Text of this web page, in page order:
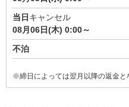
当日 キャンセル
08月06日(木) 0:00～
不泊
※締日によっては翌月以降の返金と